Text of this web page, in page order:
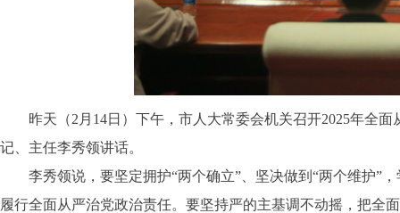
昨天（2月14日）下午，市人大常委会机关召开2025年全面
记、主任李秀领讲话。
李秀领说，要坚定拥护“两个确立”、坚决做到“两个维护”，
履行全面从严治党政治责任。要坚持严的主基调不动摇，把全